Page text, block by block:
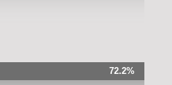
72.2%